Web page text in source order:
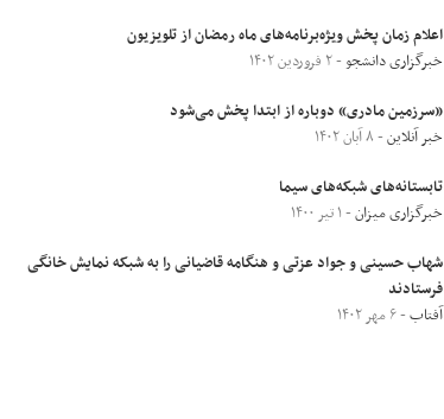
اعلام زمان‌ پخش ویژه‌برنامه‌های ماه رمضان از تلویزیون
خبرگزاری دانشجو- ۲ فروردین ۱۴۰۲
«سرزمین مادری» دوباره از ابتدا پخش می‌شود
خبر آنلاین- ۸ آبان ۱۴۰۲
تابستانه‌های شبکه‌های سیما
خبرگزاری میزان- ۱ تیر ۱۴۰۰
شهاب حسینی و جواد عزتی و هنگامه قاضیانی را به شبکه نمایش خانگی
فرستادند
آفتاب- ۶ مهر ۱۴۰۲